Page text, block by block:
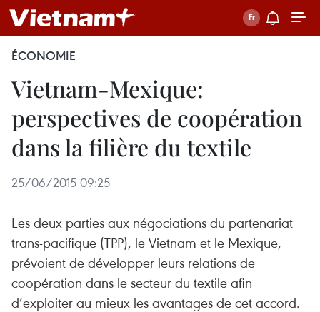
ÉCONOMIE
Vietnam-Mexique:
perspectives de coopération
dans la filière du textile
25/06/2015 09:25
Les deux parties aux négociations du partenariat
trans-pacifique (TPP), le Vietnam et le Mexique,
prévoient de développer leurs relations de
coopération dans le secteur du textile afin
d’exploiter au mieux les avantages de cet accord.